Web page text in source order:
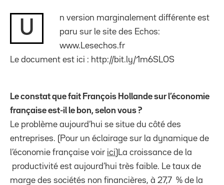
U
n version marginalement différente est
paru sur le site des Echos:
www.Lesechos.fr
Le document est ici : http://bit.ly/1m6SLOS
Le constat que fait François Hollande sur l’économie
française est-il le bon, selon vous ?
Le problème aujourd’hui se situe du côté des
entreprises. (Pour un éclairage sur la dynamique de
l’économie française voir ici)La croissance de la
productivité est aujourd’hui très faible. Le taux de
marge des sociétés non financières, à 27,7 % de la